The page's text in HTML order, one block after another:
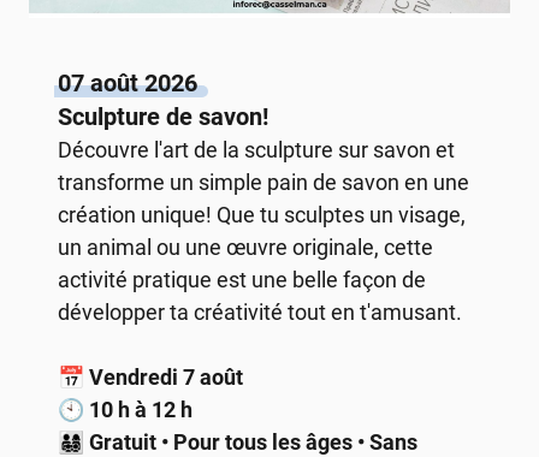
07 août 2026
Sculpture de savon!
Découvre l'art de la sculpture sur savon et
transforme un simple pain de savon en une
création unique! Que tu sculptes un visage,
un animal ou une œuvre originale, cette
activité pratique est une belle façon de
développer ta créativité tout en t'amusant.
📅 Vendredi 7 août
🕙 10 h à 12 h
👨‍👩‍👧‍👦 Gratuit • Pour tous les âges • Sans